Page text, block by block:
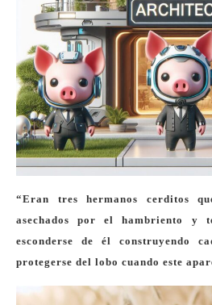
“Eran tres hermanos cerditos
asechados por el hambriento y
esconderse de él construyendo
protegerse del lobo cuando este